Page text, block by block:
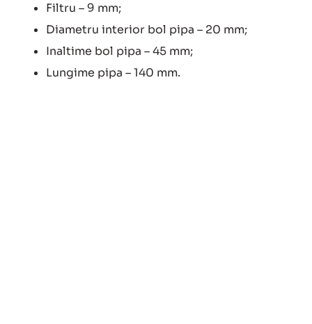
Filtru – 9 mm;
Diametru interior bol pipa – 20 mm;
Inaltime bol pipa – 45 mm;
Lungime pipa – 140 mm.